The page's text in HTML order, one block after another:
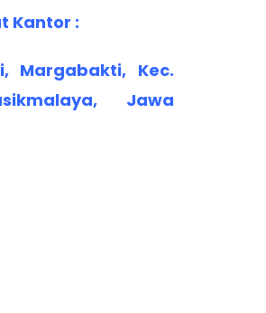
Kantor :
Margabakti, Kec.
Jawa